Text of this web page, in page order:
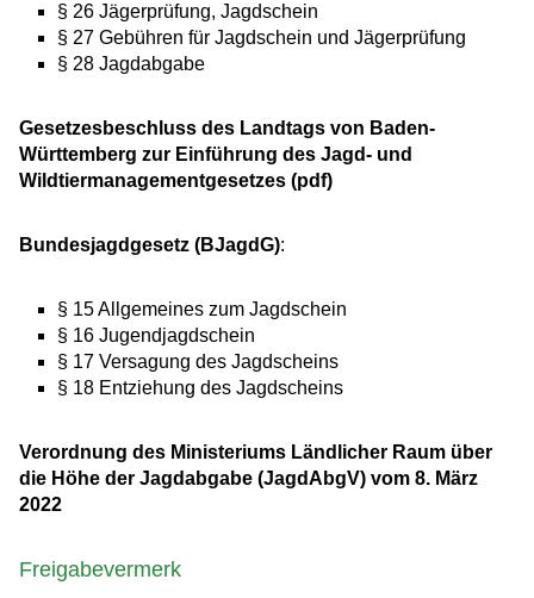
§ 26 Jägerprüfung, Jagdschein
§ 27 Gebühren für Jagdschein und Jägerprüfung
§ 28 Jagdabgabe
Gesetzesbeschluss des Landtags von Baden-
Württemberg zur Einführung des Jagd- und
Wildtiermanagementgesetzes (pdf)
Bundesjagdgesetz (BJagdG):
§ 15 Allgemeines zum Jagdschein
§ 16 Jugendjagdschein
§ 17 Versagung des Jagdscheins
§ 18 Entziehung des Jagdscheins
Verordnung des Ministeriums Ländlicher Raum über
die Höhe der Jagdabgabe (JagdAbgV) vom 8. März
2022
Freigabevermerk